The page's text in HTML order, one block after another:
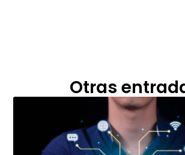
Otras